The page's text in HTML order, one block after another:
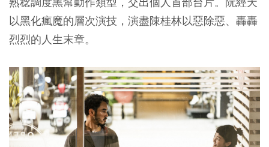
以黑化瘋魔的層次演技，演盡陳桂林以惡除惡、轟轟
烈烈的人生末章。